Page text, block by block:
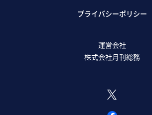
プライバシーポリシー
運営会社
株式会社月刊総務